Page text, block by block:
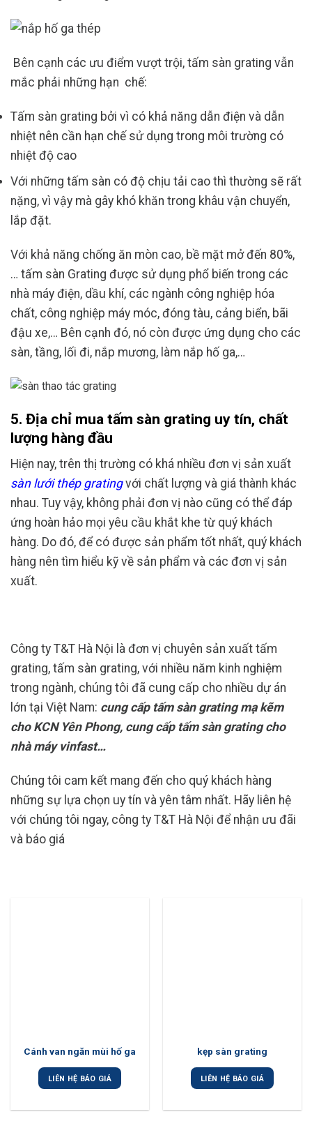
Bên cạnh các ưu điểm vượt trội, tấm sàn grating vẫn
mắc phải những hạn chế:
Tấm sàn grating bởi vì có khả năng dẫn điện và dẫn
nhiệt nên cần hạn chế sử dụng trong môi trường có
nhiệt độ cao
Với những tấm sàn có độ chịu tải cao thì thường sẽ rất
nặng, vì vậy mà gây khó khăn trong khâu vận chuyển,
lắp đặt.
Với khả năng chống ăn mòn cao, bề mặt mở đến 80%,
… tấm sàn Grating được sử dụng phổ biến trong các
nhà máy điện, dầu khí, các ngành công nghiệp hóa
chất, công nghiệp máy móc, đóng tàu, cảng biển, bãi
đậu xe,… Bên cạnh đó, nó còn được ứng dụng cho các
sàn, tầng, lối đi, nắp mương, làm nắp hố ga,…
5. Địa chỉ mua tấm sàn grating uy tín, chất
lượng hàng đầu
Hiện nay, trên thị trường có khá nhiều đơn vị sản xuất
sàn lưới thép gratingvới chất lượng và giá thành khác
nhau. Tuy vậy, không phải đơn vị nào cũng có thể đáp
ứng hoàn hảo mọi yêu cầu khắt khe từ quý khách
hàng. Do đó, để có được sản phẩm tốt nhất, quý khách
hàng nên tìm hiểu kỹ về sản phẩm và các đơn vị sản
xuất.
Công ty T&T Hà Nội là đơn vị chuyên sản xuất tấm
grating, tấm sàn grating, với nhiều năm kinh nghiệm
trong ngành, chúng tôi đã cung cấp cho nhiều dự án
lớn tại Việt Nam: cung cấp tấm sàn grating mạ kẽm
cho KCN Yên Phong, cung cấp tấm sàn grating cho
nhà máy vinfast…
Chúng tôi cam kết mang đến cho quý khách hàng
những sự lựa chọn uy tín và yên tâm nhất. Hãy liên hệ
với chúng tôi ngay, công ty T&T Hà Nội để nhận ưu đãi
và báo giá
Cánh van ngăn mùi hố ga
LIÊN HỆ BÁO GIÁ
kẹp sàn grating
LIÊN HỆ BÁO GIÁ